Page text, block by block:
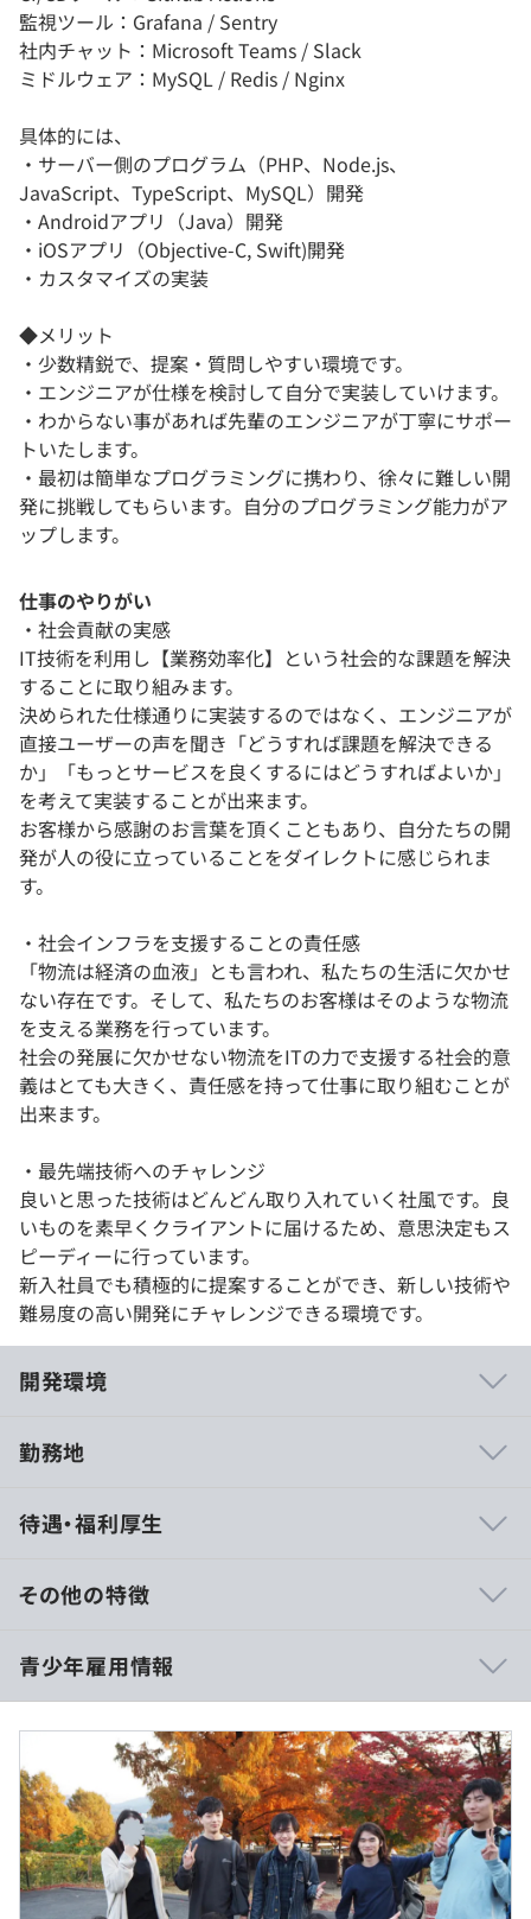
監視ツール：Grafana / Sentry
社内チャット：Microsoft Teams / Slack
ミドルウェア：MySQL / Redis / Nginx
具体的には、
・サーバー側のプログラム（PHP、Node.js、
JavaScript、TypeScript、MySQL）開発
・Androidアプリ（Java）開発
・iOSアプリ（Objective-C, Swift)開発
・カスタマイズの実装
◆メリット
・少数精鋭で、提案・質問しやすい環境です。
・エンジニアが仕様を検討して自分で実装していけます。
・わからない事があれば先輩のエンジニアが丁寧にサポー
トいたします。
・最初は簡単なプログラミングに携わり、徐々に難しい開
発に挑戦してもらいます。自分のプログラミング能力がア
ップします。
仕事のやりがい
・社会貢献の実感
IT技術を利用し【業務効率化】という社会的な課題を解決
することに取り組みます。
決められた仕様通りに実装するのではなく、エンジニアが
直接ユーザーの声を聞き「どうすれば課題を解決できる
か」「もっとサービスを良くするにはどうすればよいか」
を考えて実装することが出来ます。
お客様から感謝のお言葉を頂くこともあり、自分たちの開
発が人の役に立っていることをダイレクトに感じられま
す。
・社会インフラを支援することの責任感
「物流は経済の血液」とも言われ、私たちの生活に欠かせ
ない存在です。そして、私たちのお客様はそのような物流
を支える業務を行っています。
社会の発展に欠かせない物流をITの力で支援する社会的意
義はとても大きく、責任感を持って仕事に取り組むことが
出来ます。
・最先端技術へのチャレンジ
良いと思った技術はどんどん取り入れていく社風です。良
いものを素早くクライアントに届けるため、意思決定もス
ピーディーに行っています。
新入社員でも積極的に提案することができ、新しい技術や
難易度の高い開発にチャレンジできる環境です。
開発環境
ない。」と感じ、弊社が日本で一番になると目標を立てま
「エンジニアは拘束時間が長く深夜残業も多い」そうい
うブラックなイメージを無くしていくべく、エンジニアを
開発部門については、ディスプレイは基本2台・PCは会
社支給。新しいツールや技術があれば試しに取り入れた
り、開発を1日で終わらせてリリースを次の日に行ったり
しています。
また、フラットな職場なので、開発の意見交換ができ、
わからないことに関しては気軽に聞ける環境です。エンジ
ニアが仕様を検討して自分で実装していけます。
勤務地
待遇・福利厚生
基本給20万
※給与は能力・経験を考慮の上応相談
※残業代全額支給／残業時間 月平均 20時間以内（変動あ
※社宅（家賃補助）有
＜実際の給与例＞
年収490万円／入社3年目
年収700万円／入社10年目
その他の特徴
青少年雇用情報
過去３年間の新卒採用者数・離職者数
前年度 採用者数0人 離職者数1人
2年度前 採用者数2人 離職者数2人
3年度前 採用者数1人 離職者数0人
過去３年間の新卒採用者数の男女別人数